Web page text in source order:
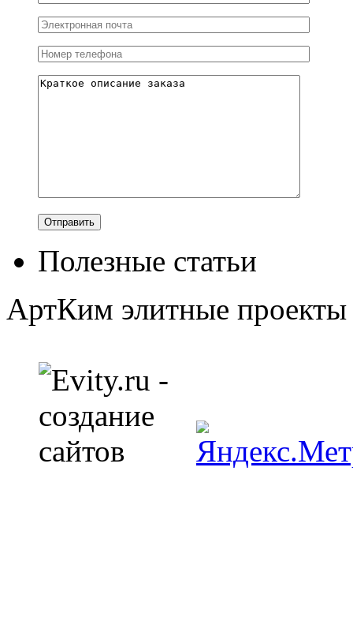
Полезные статьи
АртКим элитные